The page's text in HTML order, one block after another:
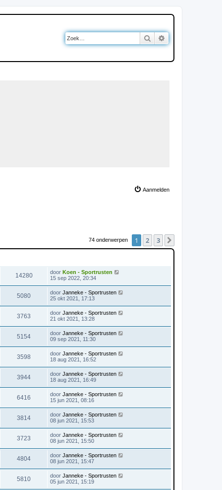
Zoek
Aanmelden
74 onderwerpen 1 2 3
14280 door Koen - Sportrusten
15 sep 2022, 20:34
5080 door Janneke - Sportrusten
25 okt 2021, 17:13
3763 door Janneke - Sportrusten
21 okt 2021, 13:28
5154 door Janneke - Sportrusten
09 sep 2021, 11:30
3598 door Janneke - Sportrusten
18 aug 2021, 16:52
3944 door Janneke - Sportrusten
18 aug 2021, 16:49
6416 door Janneke - Sportrusten
15 jun 2021, 08:16
3814 door Janneke - Sportrusten
08 jun 2021, 15:53
3723 door Janneke - Sportrusten
08 jun 2021, 15:50
4804 door Janneke - Sportrusten
08 jun 2021, 15:47
5810 door Janneke - Sportrusten
05 jun 2021, 15:19